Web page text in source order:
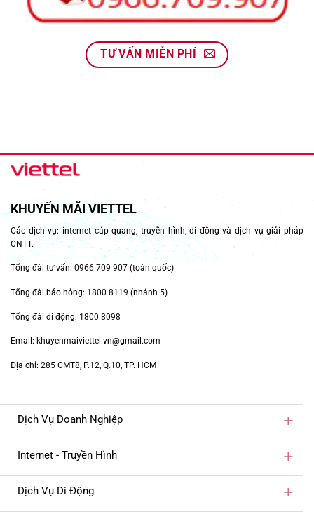
TƯ VẤN MIỄN PHÍ
KHUYẾN MÃI VIETTEL
Các dịch vụ: internet cáp quang, truyền hình, di động và dịch vụ giải pháp
CNTT.
Tổng đài tư vấn: 0966 709 907 (toàn quốc)
Tổng đài báo hỏng: 1800 8119 (nhánh 5)
Tổng đài di động: 1800 8098
Email: khuyenmaiviettel.vn@gmail.com
Địa chỉ: 285 CMT8, P.12, Q.10, TP. HCM
Dịch Vụ Doanh Nghiệp
Internet - Truyền Hình
Dịch Vụ Di Động